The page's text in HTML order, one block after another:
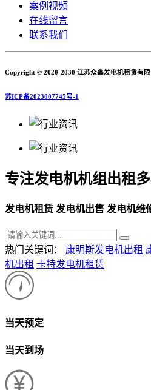
案例视频
在线留言
联系我们
Copyright © 2020-2030 江苏众鑫发电机租赁有限
苏ICP备2023007745号-1
专注发电机机组出租
发电机租赁 发电机出售 发电机维
热门关键词： 康明斯发电机出租
机出租 卡特发电机租赁
当天预定
当天到场